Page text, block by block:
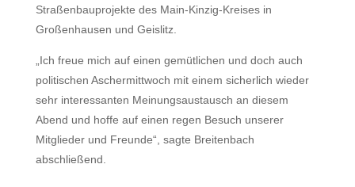
Straßenbauprojekte des Main-Kinzig-Kreises in
Großenhausen und Geislitz.
„Ich freue mich auf einen gemütlichen und doch auch
politischen Aschermittwoch mit einem sicherlich wieder
sehr interessanten Meinungsaustausch an diesem
Abend und hoffe auf einen regen Besuch unserer
Mitglieder und Freunde“, sagte Breitenbach
abschließend.